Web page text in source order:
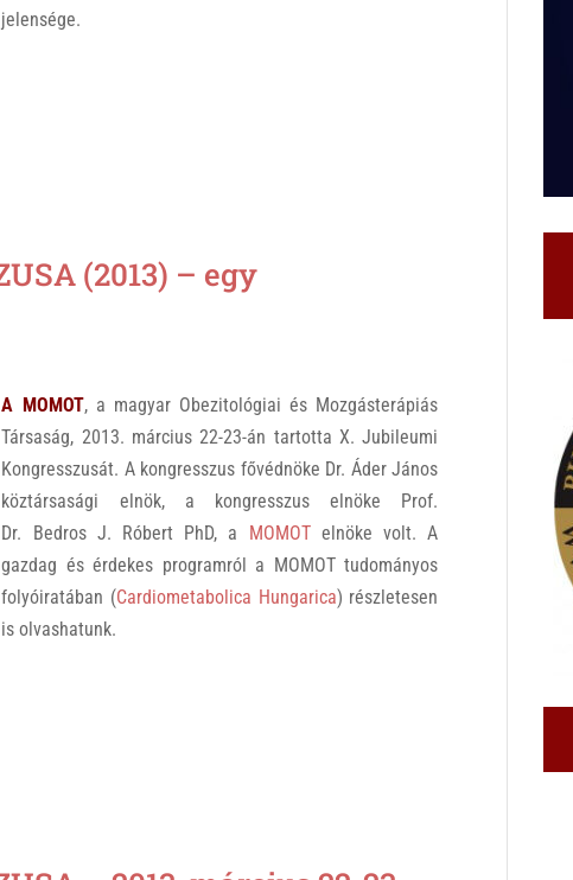
jelensége.
(2013) – egy
A MOMOT, a magyar Obezitológiai és Mozgásterápiás
Társaság, 2013. március 22-23-án tartotta X. Jubileumi
Kongresszusát. A kongresszus fővédnöke Dr. Áder János
köztársasági elnök, a kongresszus elnöke Prof.
Dr. Bedros J. Róbert PhD, a MOMOTelnöke volt. A
gazdag és érdekes programról a MOMOT tudományos
folyóiratában (Cardiometabolica Hungarica) részletesen
is olvashatunk.